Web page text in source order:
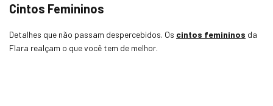
Cintos Femininos
Detalhes que não passam despercebidos. Os cintos femininos da
Flara realçam o que você tem de melhor.